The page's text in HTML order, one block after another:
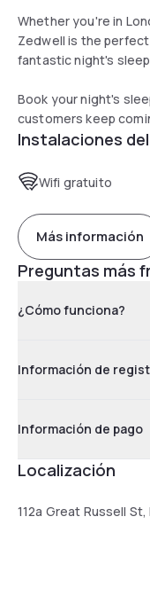
Whether you're in
Zedwell is the
fantastic night's
Book your night's
customers keep
Instalaciones
Wifi gratuito
Más información
Preguntas más
¿Cómo funciona?
Información de
Información de pago
Localización
112a Great Russell St,